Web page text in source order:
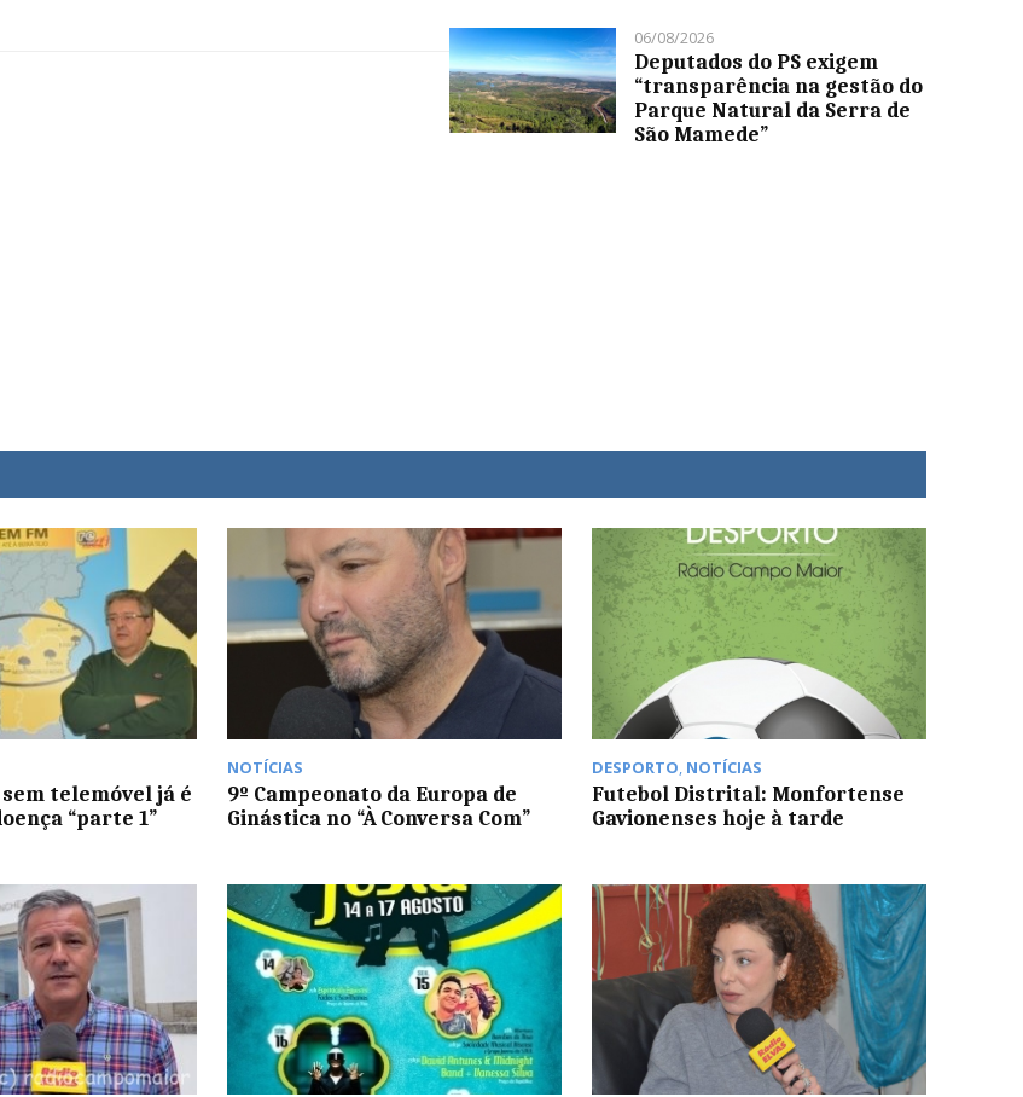
06/08/2026
Deputados do PS exigem
“transparência na gestão do
Parque Natural da Serra de
São Mamede”
telemóvel já é
“parte 1”
NOTÍCIAS
9º Campeonato da Europa de
Ginástica no “À Conversa Com”
DESPORTO, NOTÍCIAS
Futebol Distrital: Monfortense 
Gavionenses hoje à tarde